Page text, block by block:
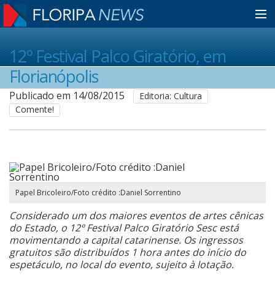
Home
Notícias
Colunistas
Classificados
Guia de Serviços
Anuncie
12º Festival Palco Giratório, em
Florianópolis
Publicado em 14/08/2015
Editoria: Cultura
Comente!
Papel Bricoleiro/Foto crédito :Daniel Sorrentino
Considerado um dos maiores eventos de artes cênicas
do Estado, o 12º Festival Palco Giratório Sesc está
movimentando a capital catarinense. Os ingressos
gratuitos são distribuídos 1 hora antes do início do
espetáculo, no local do evento, sujeito à lotação.